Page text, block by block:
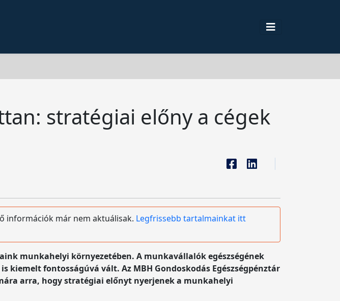
stratégiai előny a cégek
információk már nem aktuálisak. Legfrissebb tartalmainkat itt
munkahelyi környezetében. A munkavállalók egészségének
fontosságúvá vált. Az MBH Gondoskodás Egészségpénztár
arra, hogy stratégiai előnyt nyerjenek a munkahelyi